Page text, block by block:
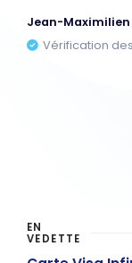
Jean-Maximilien
Vérification
EN
VEDETTE